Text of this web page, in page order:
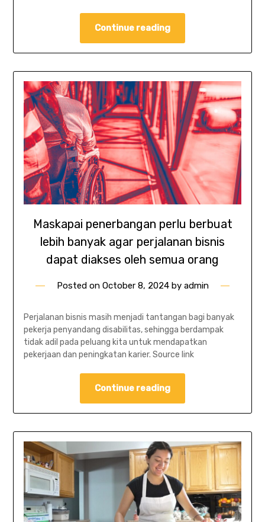
Continue reading
Maskapai penerbangan perlu berbuat
lebih banyak agar perjalanan bisnis
dapat diakses oleh semua orang
Posted on October 8, 2024by admin
Perjalanan bisnis masih menjadi tantangan bagi banyak
pekerja penyandang disabilitas, sehingga berdampak
tidak adil pada peluang kita untuk mendapatkan
pekerjaan dan peningkatan karier. Source link
Continue reading